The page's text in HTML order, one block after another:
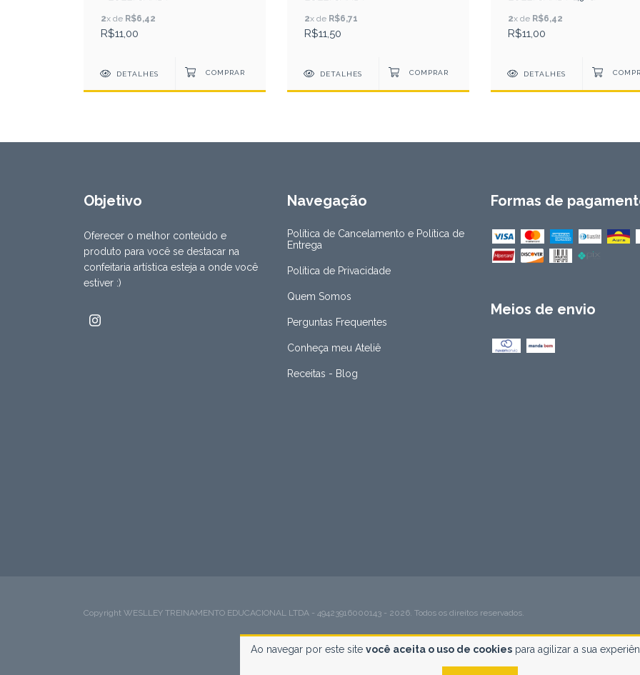
Ao navegar por este site você aceita o uso de cookies para agilizar a sua
2x de R$6,42
R$11,00
DETALHES
2x de R$6,71
R$11,50
DETALHES
2x de R$6,42
R$11,00
DETALHES
Objetivo
Oferecer o melhor conteúdo e
produto para você se destacar na
confeitaria artística esteja a onde você
estiver :)
Navegação
Política de Cancelamento e Política de
Entrega
Política de Privacidade
Quem Somos
Perguntas Frequentes
Conheça meu Ateliê
Receitas - Blog
Formas de
Meios de envio
Copyright WESLLEY TREINAMENTO EDUCACIONAL LTDA - 49423916000143 - 2026. Todos os direitos reservados.